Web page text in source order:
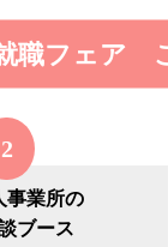
職フェア
2
事業所の
ブース